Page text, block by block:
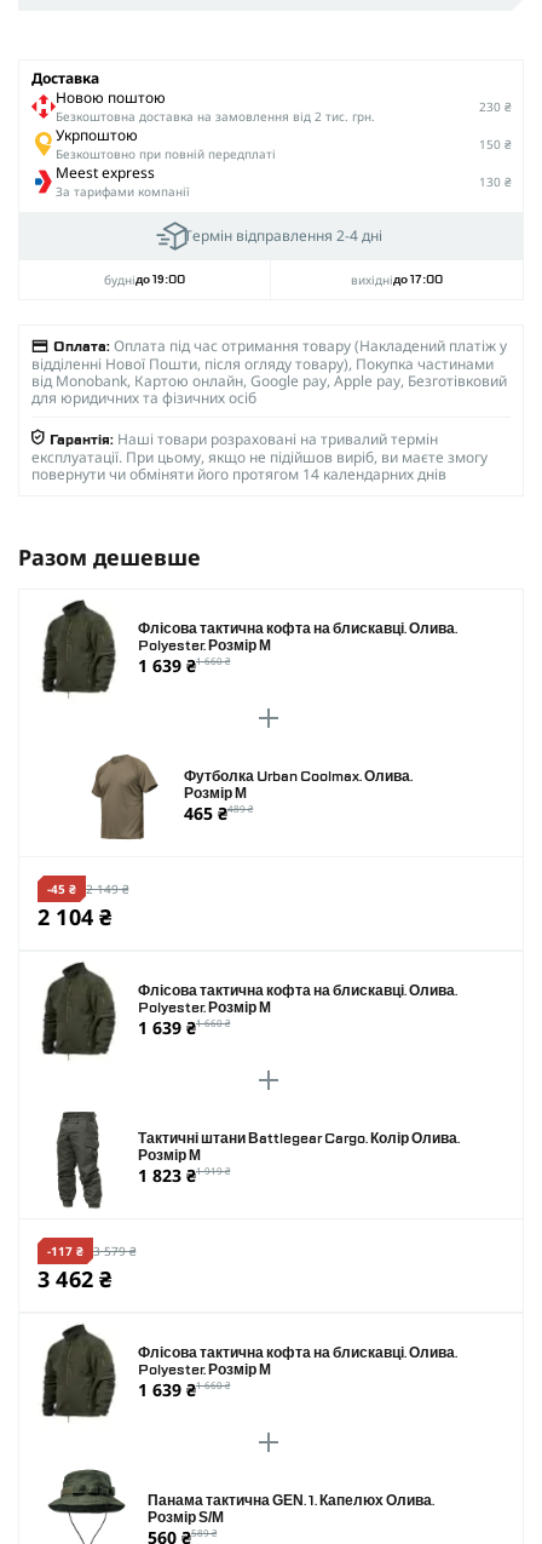
Доставка
Новою поштою
Безкоштовна доставка на замовлення від 2 тис. грн.
230 ₴
Укрпоштою
Безкоштовно при повній передплаті
150 ₴
Meest express
За тарифами компанії
130 ₴
Термін відправлення 2-4 дні
буднідо 19:00 вихіднідо 17:00
Оплата: Оплата під час отримання товару (Накладений платіж у
відділенні Нової Пошти, після огляду товару), Покупка частинами
від Monobank, Картою онлайн, Google pay, Apple pay, Безготівковий
для юридичних та фізичних осіб
Гарантія: Наші товари розраховані на тривалий термін
експлуатації. При цьому, якщо не підійшов виріб, ви маєте змогу
повернути чи обміняти його протягом 14 календарних днів
Разом дешевше
Флісова тактична кофта на блискавці. Олива.
Polyester. Розмір M
1 639 ₴1 660 ₴
Футболка Urban Coolmax. Олива.
Розмір M
465 ₴489 ₴
-45 ₴ 2 149 ₴
2 104 ₴
Флісова тактична кофта на блискавці. Олива.
Polyester. Розмір M
1 639 ₴1 660 ₴
Тактичні штани Battlegear Cargo. Колір Олива.
Розмір M
1 823 ₴1 919 ₴
-117 ₴ 3 579 ₴
3 462 ₴
Флісова тактична кофта на блискавці. Олива.
Polyester. Розмір M
1 639 ₴1 660 ₴
Панама тактична GEN. 1. Капелюх Олива.
Розмір S/M
560 ₴589 ₴